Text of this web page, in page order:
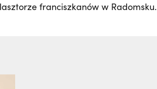
franciszkanów w Radomsku.